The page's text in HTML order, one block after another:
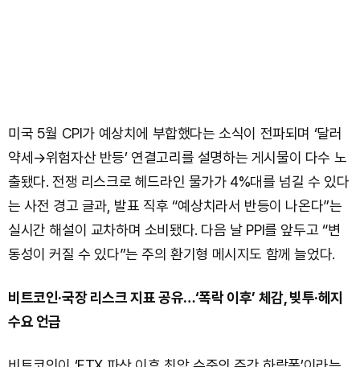
미국 5월 CPI가 예상치에 부합했다는 소식이 전파되며 ‘달러
약세→위험자산 반등’ 연결고리를 설명하는 게시물이 다수 노
출됐다. 전쟁 리스크로 헤드라인 물가가 4%대를 넘길 수 있다
는 사전 경고 글과, 발표 직후 “예상치라서 반등이 나온다”는
실시간 해설이 교차하며 소비됐다. 다음 날 PPI를 앞두고 “변
동성이 커질 수 있다”는 주의 환기형 메시지도 함께 늘었다.
비트코인·국장 리스크 지표 공유…‘폭락 이후’ 체감, 빚투·헤지
수요 언급